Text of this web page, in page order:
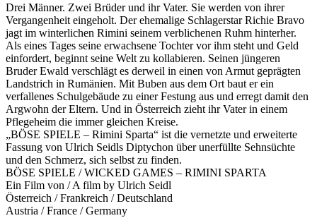
Drei Männer. Zwei Brüder und ihr Vater. Sie werden von ihrer
Vergangenheit eingeholt. Der ehemalige Schlagerstar Richie Bravo
jagt im winterlichen Rimini seinem verblichenen Ruhm hinterher.
Als eines Tages seine erwachsene Tochter vor ihm steht und Geld
einfordert, beginnt seine Welt zu kollabieren. Seinen jüngeren
Bruder Ewald verschlägt es derweil in einen von Armut geprägten
Landstrich in Rumänien. Mit Buben aus dem Ort baut er ein
verfallenes Schulgebäude zu einer Festung aus und erregt damit den
Argwohn der Eltern. Und in Österreich zieht ihr Vater in einem
Pflegeheim die immer gleichen Kreise.
„BÖSE SPIELE – Rimini Sparta“ ist die vernetzte und erweiterte
Fassung von Ulrich Seidls Diptychon über unerfüllte Sehnsüchte
und den Schmerz, sich selbst zu finden.
BÖSE SPIELE / WICKED GAMES – RIMINI SPARTA
Ein Film von / A film by Ulrich Seidl
Österreich / Frankreich / Deutschland
Austria / France / Germany